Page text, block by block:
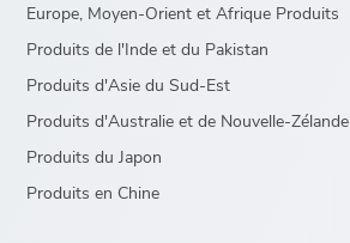
Europe, Moyen-Orient et Afrique Produits
Produits de l'Inde et du Pakistan
Produits d'Asie du Sud-Est
Produits d'Australie et de Nouvelle-Zélande
Produits du Japon
Produits en Chine